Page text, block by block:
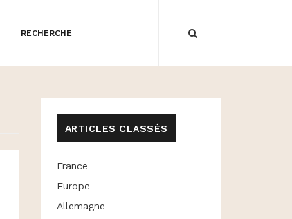
RECHERCHE
ARTICLES CLASSÉS
France
Europe
Allemagne